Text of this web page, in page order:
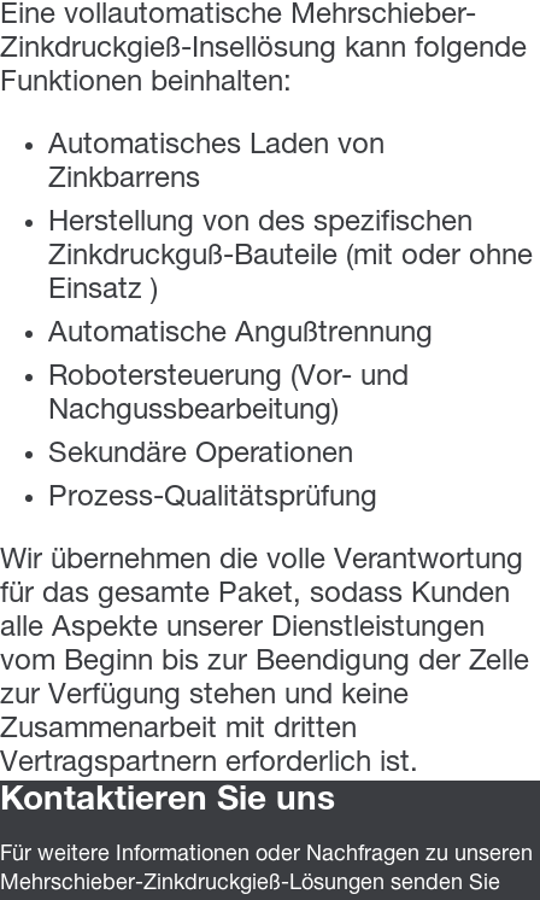
Eine vollautomatische Mehrschieber-
Zinkdruckgieß-Insellösung kann folgende
Funktionen beinhalten:
Automatisches Laden von
Zinkbarrens
Herstellung von des spezifischen
Zinkdruckguß-Bauteile (mit oder ohne
Einsatz )
Automatische Angußtrennung
Robotersteuerung (Vor- und
Nachgussbearbeitung)
Sekundäre Operationen
Prozess-Qualitätsprüfung
Wir übernehmen die volle Verantwortung
für das gesamte Paket, sodass Kunden
alle Aspekte unserer Dienstleistungen
vom Beginn bis zur Beendigung der Zelle
zur Verfügung stehen und keine
Zusammenarbeit mit dritten
Vertragspartnern erforderlich ist.
Kontaktieren Sie uns
Für weitere Informationen oder Nachfragen zu unseren
Mehrschieber-Zinkdruckgieß-Lösungen senden Sie